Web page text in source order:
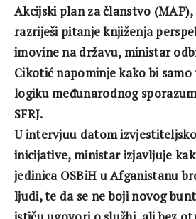
Akcijski plan za članstvo
razriješi pitanje knjiženja
imovine na državu, ministar
Cikotić napominje kako bi
logiku međunarodnog
SFRJ.
U intervjuu datom
inicijative, ministar izjavljuje
jedinica OSBiH u Afganistanu
ljudi, te da se ne boji novog